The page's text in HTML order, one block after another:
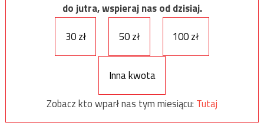
do jutra, wspieraj nas od dzisiaj.
30 zł
50 zł 100 zł
Inna kwota
Zobacz kto wparł nas tym miesiącu: Tutaj